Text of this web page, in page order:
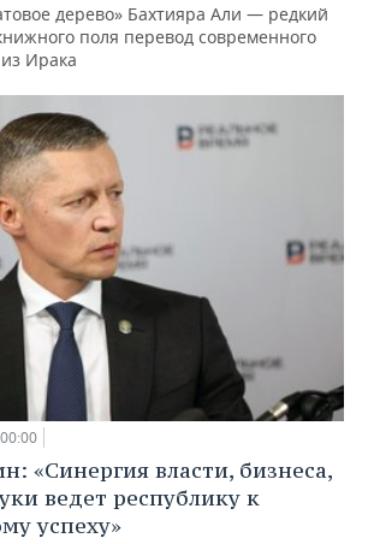
дерево» Бахтияра Али — редкий
поля перевод современного
из Ирака
«Синергия власти, бизнеса,
ведет республику к
успеху»